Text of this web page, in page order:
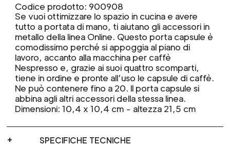
Codice prodotto: 900908
Se vuoi ottimizzare lo spazio in cucina e avere
tutto a portata di mano, ti aiutano gli accessori in
metallo della linea Online. Questo porta capsule è
comodissimo perché si appoggia al piano di
lavoro, accanto alla macchina per caffè
Nespresso e, grazie ai suoi quattro scomparti,
tiene in ordine e pronte all’uso le capsule di caffè.
Ne può contenere fino a 20. Il porta capsule si
abbina agli altri accessori della stessa linea.
Dimensioni: 10,4 x 10,4 cm - altezza 21,5 cm
SPECIFICHE TECNICHE